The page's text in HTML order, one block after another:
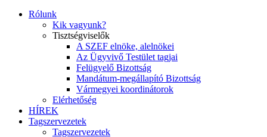
Rólunk
Kik vagyunk?
Tisztségviselők
A SZEF elnöke, alelnökei
Az Ügyvivő Testület tagjai
Felügyelő Bizottság
Mandátum-megállapító Bizottság
Vármegyei koordinátorok
Elérhetőség
HÍREK
Tagszervezetek
Tagszervezetek